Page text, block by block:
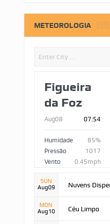
METEOROLOGIA
Figueira
da Foz
Aug08 07:54
Humidade
85%
Pressão
1017
Vento
0.45mph
SUN
Aug09
Nuvens
MON
Aug10
Céu Limpo